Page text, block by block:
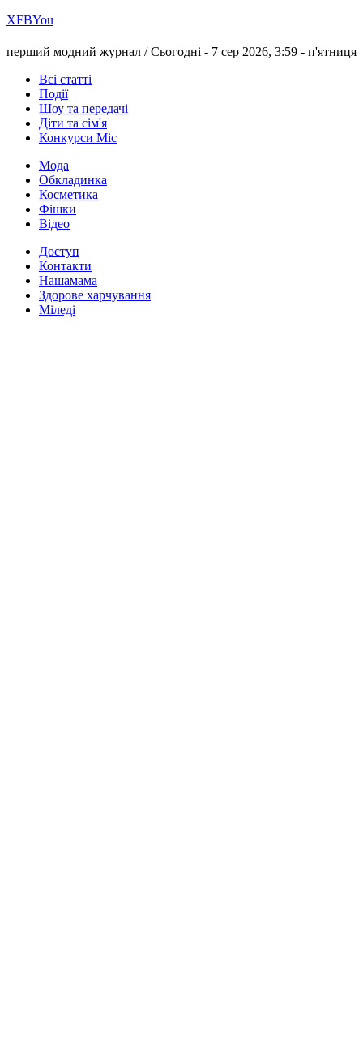
ХFBYou
перший модний журнал /Сьогодні - 7 сер 2026, 3:59 - п'ятниця
Всі статті
Події
Шоу та передачі
Діти та сім'я
Конкурси Міс
Мода
Обкладинка
Косметика
Фішки
Відео
Доступ
Контакти
Нашамама
Здорове харчування
Міледі